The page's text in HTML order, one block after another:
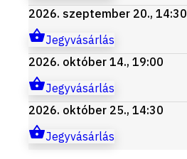
2026. szeptember 20., 14:30
Jegyvásárlás
2026. október 14., 19:00
Jegyvásárlás
2026. október 25., 14:30
Jegyvásárlás